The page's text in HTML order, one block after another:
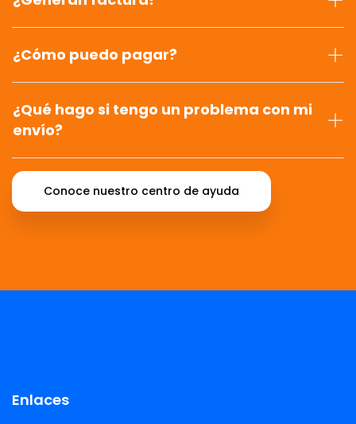
¿Cómo puedo pagar?
¿Qué hago si tengo un problema con mi
envío?
Conoce nuestro centro de ayuda
Enlaces